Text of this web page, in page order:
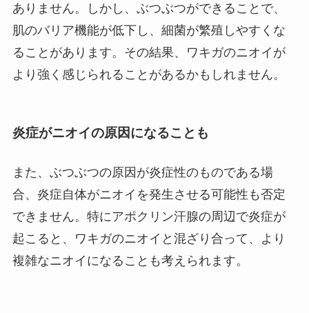
ありません。しかし、ぶつぶつができることで、
肌のバリア機能が低下し、細菌が繁殖しやすくな
ることがあります。その結果、ワキガのニオイが
より強く感じられることがあるかもしれません。
炎症がニオイの原因になることも
また、ぶつぶつの原因が炎症性のものである場
合、炎症自体がニオイを発生させる可能性も否定
できません。特にアポクリン汗腺の周辺で炎症が
起こると、ワキガのニオイと混ざり合って、より
複雑なニオイになることも考えられます。